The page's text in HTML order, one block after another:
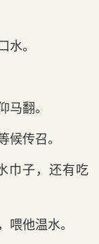
。
翻。
传召。
巾子，还有吃
他温水。